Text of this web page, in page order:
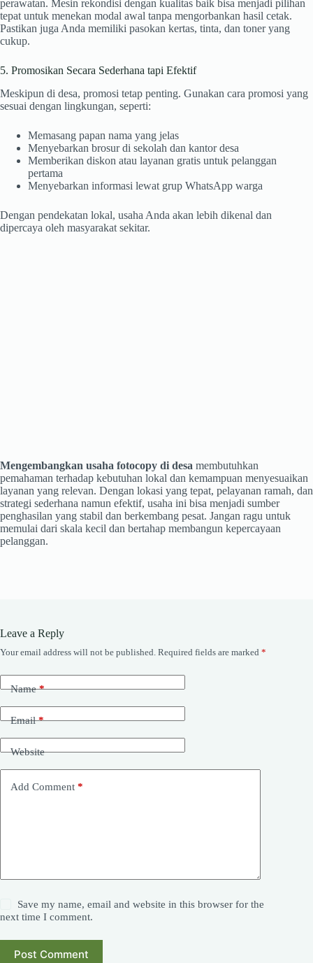
perawatan. Mesin rekondisi dengan kualitas baik bisa menjadi pilihan
tepat untuk menekan modal awal tanpa mengorbankan hasil cetak.
Pastikan juga Anda memiliki pasokan kertas, tinta, dan toner yang
cukup.
5. Promosikan Secara Sederhana tapi Efektif
Meskipun di desa, promosi tetap penting. Gunakan cara promosi yang
sesuai dengan lingkungan, seperti:
Memasang papan nama yang jelas
Menyebarkan brosur di sekolah dan kantor desa
Memberikan diskon atau layanan gratis untuk pelanggan
pertama
Menyebarkan informasi lewat grup WhatsApp warga
Dengan pendekatan lokal, usaha Anda akan lebih dikenal dan
dipercaya oleh masyarakat sekitar.
Mengembangkan usaha fotocopy di desa membutuhkan
pemahaman terhadap kebutuhan lokal dan kemampuan menyesuaikan
layanan yang relevan. Dengan lokasi yang tepat, pelayanan ramah, dan
strategi sederhana namun efektif, usaha ini bisa menjadi sumber
penghasilan yang stabil dan berkembang pesat. Jangan ragu untuk
memulai dari skala kecil dan bertahap membangun kepercayaan
pelanggan.
Leave a Reply
Your email address will not be published. Required fields are marked *
Name*
Email*
Website
Add Comment *
Save my name, email and website in this browser for the
next time I comment.
Post Comment